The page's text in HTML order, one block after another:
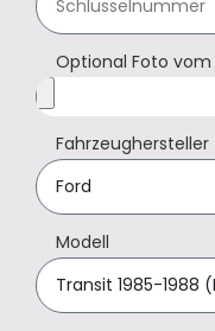
Optional Foto vom
Fahrzeughersteller
Modell